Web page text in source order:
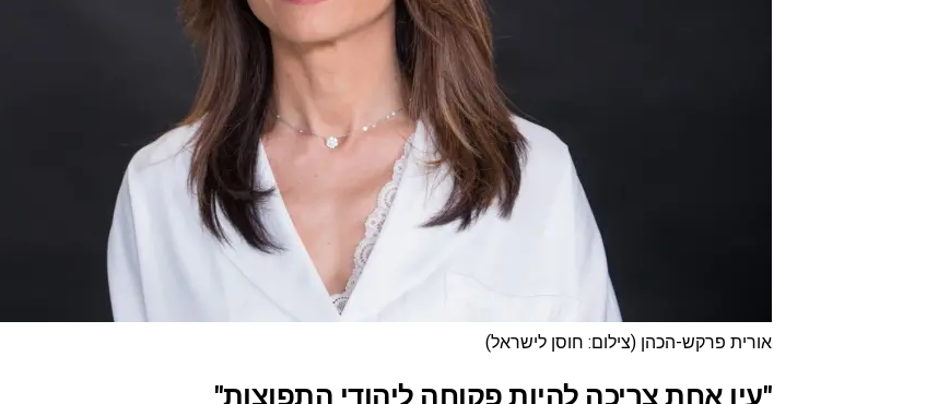
אורית פרקש-הכהן (צילום: חוסן לישראל)
"עין אחת צריכה להיות פקוחה ליהודי התפוצות"